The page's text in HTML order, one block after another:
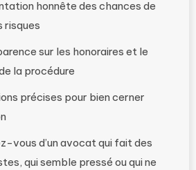
honnête des chances de
risques
sur les honoraires et le
la procédure
précises pour bien cerner
vous d’un avocat qui fait des
qui semble pressé ou qui ne